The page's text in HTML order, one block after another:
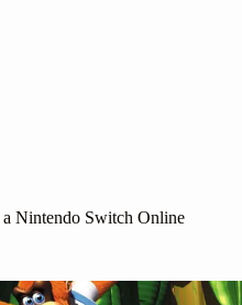
Nintendo Switch Online